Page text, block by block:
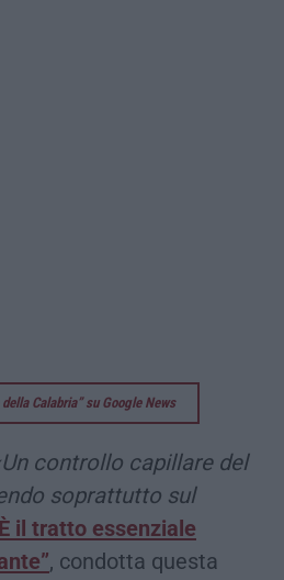
Calabria” su Google News
controllo capillare del
soprattutto sul
È il tratto essenziale
, condotta questa